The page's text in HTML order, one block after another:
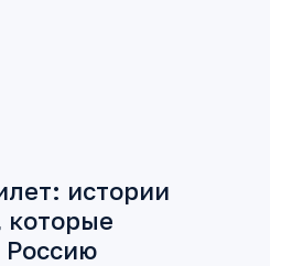
истории
которые
Россию